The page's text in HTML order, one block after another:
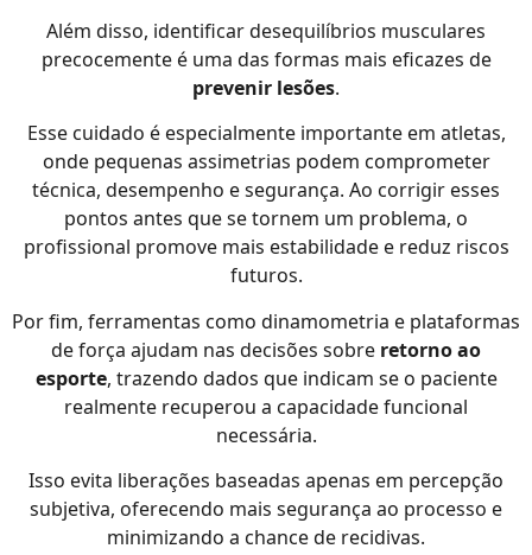
Além disso, identificar desequilíbrios musculares
precocemente é uma das formas mais eficazes de
prevenir lesões.
Esse cuidado é especialmente importante em atletas,
onde pequenas assimetrias podem comprometer
técnica, desempenho e segurança. Ao corrigir esses
pontos antes que se tornem um problema, o
profissional promove mais estabilidade e reduz riscos
futuros.
Por fim, ferramentas como dinamometria e plataformas
de força ajudam nas decisões sobre retorno ao
esporte, trazendo dados que indicam se o paciente
realmente recuperou a capacidade funcional
necessária.
Isso evita liberações baseadas apenas em percepção
subjetiva, oferecendo mais segurança ao processo e
minimizando a chance de recidivas.